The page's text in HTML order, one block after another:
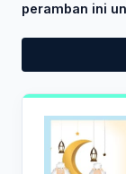
peramban ini